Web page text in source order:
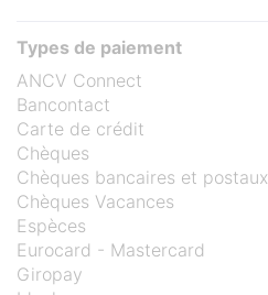
Types de paiement
ANCV Connect
Bancontact
Carte de crédit
Chèques
Chèques bancaires et postaux
Chèques Vacances
Espèces
Eurocard - Mastercard
Giropay